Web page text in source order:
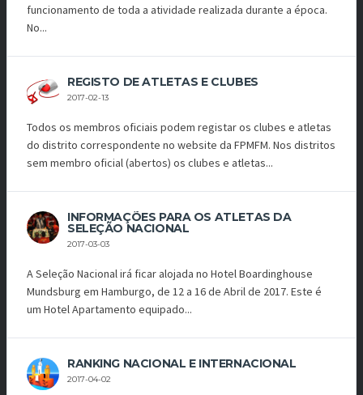
funcionamento de toda a atividade realizada durante a época.
No...
REGISTO DE ATLETAS E CLUBES
2017-02-13
Todos os membros oficiais podem registar os clubes e atletas
do distrito correspondente no website da FPMFM. Nos distritos
sem membro oficial (abertos) os clubes e atletas...
INFORMAÇÕES PARA OS ATLETAS DA
SELEÇÃO NACIONAL
2017-03-03
A Seleção Nacional irá ficar alojada no Hotel Boardinghouse
Mundsburg em Hamburgo, de 12 a 16 de Abril de 2017. Este é
um Hotel Apartamento equipado...
RANKING NACIONAL E INTERNACIONAL
2017-04-02